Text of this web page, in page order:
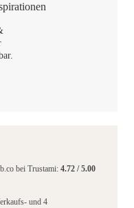
bei Trustami: 4.72 /5.00
und 4